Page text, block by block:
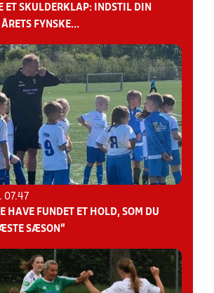
ET SKULDERKLAP: INDSTIL DIN
FYNSKE...
07.47
HAVE FUNDET ET HOLD, SOM DU
SÆSON”